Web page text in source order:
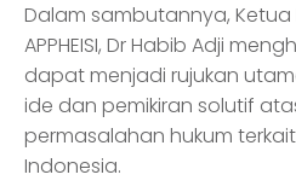
Dalam sambutannya,
APPHEISI, Dr Habib Adji
dapat menjadi rujukan
ide dan pemikiran solutif
permasalahan hukum
Indonesia.